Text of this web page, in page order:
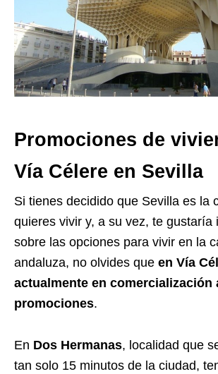
Promociones de
Vía Célere en Sevilla
Si tienes decidido que Sevilla es la
quieres vivir y, a su vez, te gustaría
sobre las opciones para vivir en la
andaluza, no olvides que en Vía
actualmente en comercialización
promociones.
En Dos Hermanas, localidad que
tan solo 15 minutos de la ciudad,